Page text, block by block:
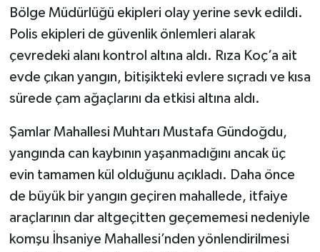
Bölge Müdürlüğü ekipleri olay yerine sevk edildi.
Polis ekipleri de güvenlik önlemleri alarak
çevredeki alanı kontrol altına aldı. Rıza Koç’a ait
evde çıkan yangın, bitişikteki evlere sıçradı ve kısa
sürede çam ağaçlarını da etkisi altına aldı.
Şamlar Mahallesi Muhtarı Mustafa Gündoğdu,
yangında can kaybının yaşanmadığını ancak üç
evin tamamen kül olduğunu açıkladı. Daha önce
de büyük bir yangın geçiren mahallede, itfaiye
araçlarının dar altgeçitten geçememesi nedeniyle
komşu İhsaniye Mahallesi’nden yönlendirilmesi